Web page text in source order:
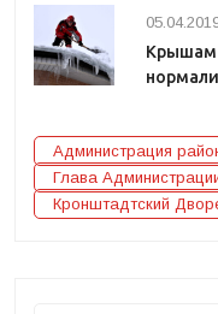
Крышам
Администрация
Глава
Кронштадтский